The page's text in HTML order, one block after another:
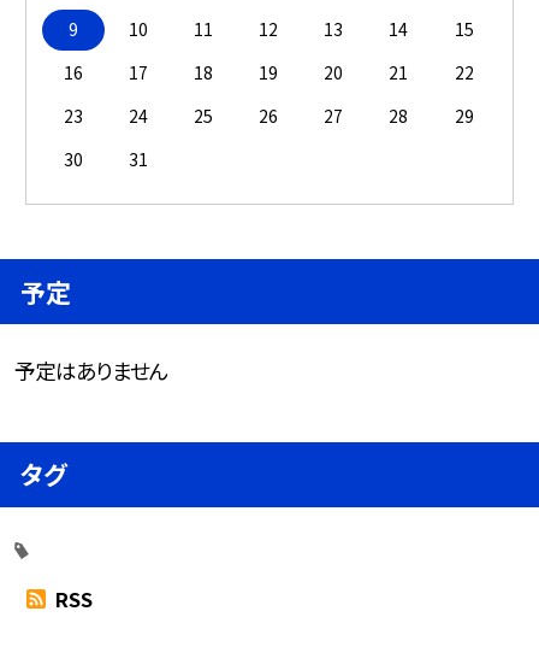
9
10 11 12 13 14
15
16
17 18 19 20 21
22
23
24 25 26 27 28
29
30
31
予定
予定はありません
タグ
RSS